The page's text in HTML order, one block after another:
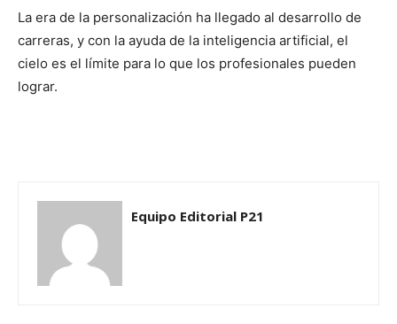
La era de la personalización ha llegado al desarrollo de
carreras, y con la ayuda de la inteligencia artificial, el
cielo es el límite para lo que los profesionales pueden
lograr.
Equipo Editorial P21